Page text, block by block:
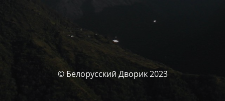
© Белорусский Дворик 2023